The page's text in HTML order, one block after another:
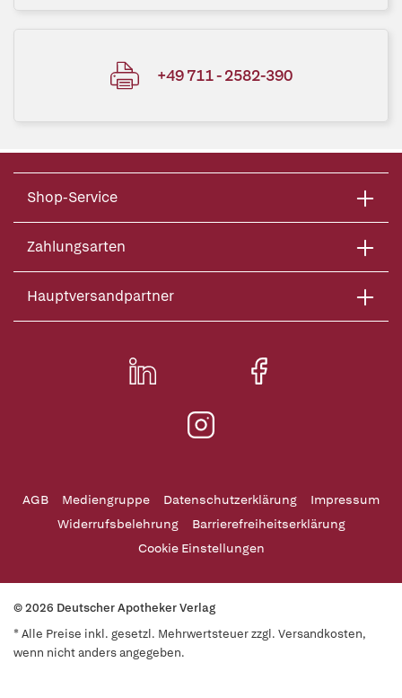
+49 711 - 2582-390
Shop-Service
Zahlungsarten
Hauptversandpartner
AGB Mediengruppe Datenschutzerklärung
Impressum
Widerrufsbelehrung
Barrierefreiheitserklärung
Cookie Einstellungen
© 2026 Deutscher Apotheker Verlag
* Alle Preise inkl. gesetzl. Mehrwertsteuer zzgl. Versandkosten,
wenn nicht anders angegeben.